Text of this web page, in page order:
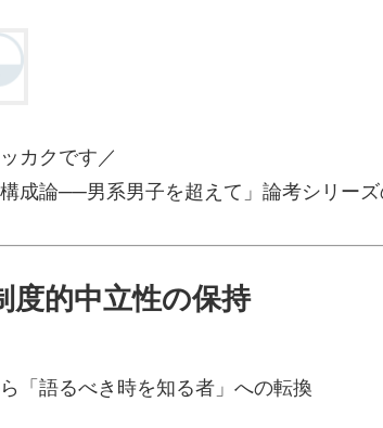
カクです／
成論──男系男子を超えて」論考シリーズ
度的中立性の保持
「語るべき時を知る者」への転換